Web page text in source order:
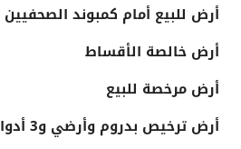
أرض للبيع أمام كمبوند الصحفيين
أرض خالصة الأقساط
أرض مرخصة للبيع
أرض ترخيص بدروم وأرضي و3 أدوار